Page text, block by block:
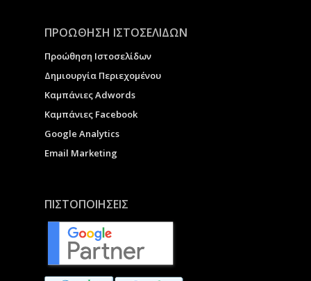
ΠΡΟΩΘΗΣΗ ΙΣΤΟΣΕΛΙΔΩΝ
Προώθηση Ιστοσελίδων
Δημιουργία Περιεχομένου
Καμπάνιες Adwords
Καμπάνιες Facebook
Google Analytics
Email Marketing
ΠΙΣΤΟΠΟΙΗΣΕΙΣ